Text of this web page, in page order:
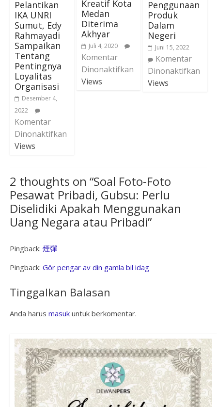
Pelantikan
IKA UNRI
Sumut, Edy
Rahmayadi
Sampaikan
Tentang
Pentingnya
Loyalitas
Organisasi
Desember 4,
2022
Komentar
Dinonaktifkan
Views
Kreatif Kota
Medan
Diterima
Akhyar
Juli 4, 2020
Komentar
Dinonaktifkan
Views
Penggunaan
Produk
Dalam
Negeri
Juni 15, 2022
Komentar
Dinonaktifkan
Views
2 thoughts on “Soal Foto-Foto
Pesawat Pribadi, Gubsu: Perlu
Diselidiki Apakah Menggunakan
Uang Negara atau Pribadi”
Pingback: 煙彈
Pingback: Gör pengar av din gamla bil idag
Tinggalkan Balasan
Anda harus masukuntuk berkomentar.